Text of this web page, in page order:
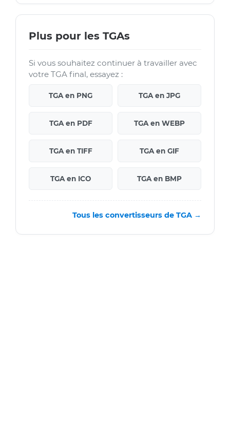
Plus pour les TGAs
Si vous souhaitez continuer à travailler avec
votre TGA final, essayez :
TGA en PNG TGA en JPG
TGA en PDF TGA en WEBP
TGA en TIFF TGA en GIF
TGA en ICO TGA en BMP
Tous les convertisseurs de TGA →